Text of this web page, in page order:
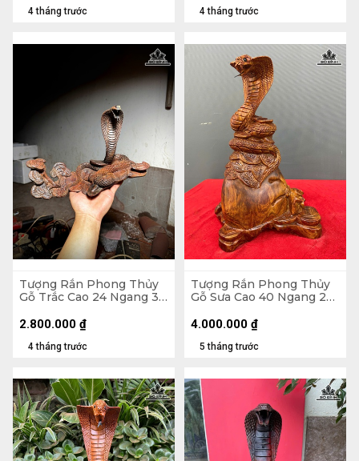
4 tháng trước 4 tháng trước
Tượng Rắn Phong Thủy
Gỗ Trắc Cao 24 Ngang 34
4 tháng trước
2.800.000 ₫
Tượng Rắn Phong Thủy
Gỗ Sưa Cao 40 Ngang 26
5 tháng trước
4.000.000 ₫